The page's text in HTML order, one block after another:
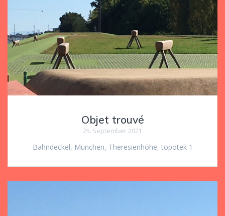
Objet trouvé
25. September 2021
Bahndeckel, München, Theresienhöhe, topotek 1